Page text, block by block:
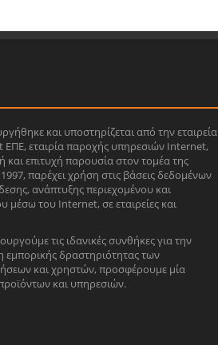
και υποστηρίζεται από την εταιρεία
εταιρία παροχής υπηρεσιών Internet,
επιτυχή παρουσία στον τομέα της
παρέχει χρήση στις βάσεις δεδομένων
ανάπτυξης περιεχομένου και
μέσω του Internet, σε εταιρείες και
τις ιδανικές συνθήκες για την
εμπορικής δραστηριότητας των
και χρηστών, προσφέρουμε μία
και υπηρεσιών.